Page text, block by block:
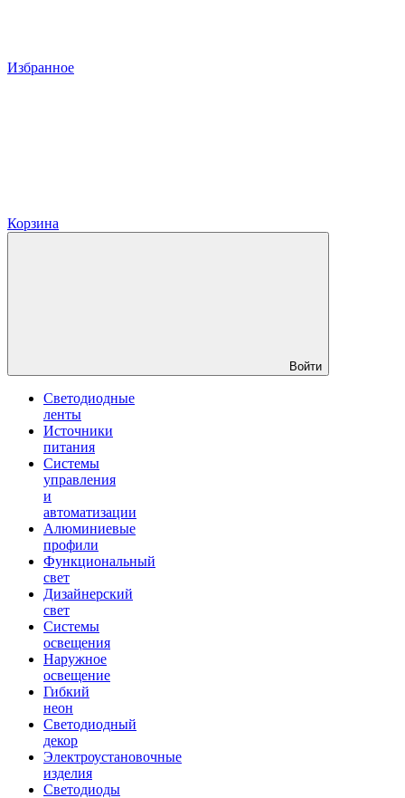
Избранное
Корзина
Войти
Светодиодные
ленты
Источники
питания
Системы
управления
и
автоматизации
Алюминиевые
профили
Функциональный
свет
Дизайнерский
свет
Системы
освещения
Наружное
освещение
Гибкий
неон
Светодиодный
декор
Электроустановочные
изделия
Светодиоды